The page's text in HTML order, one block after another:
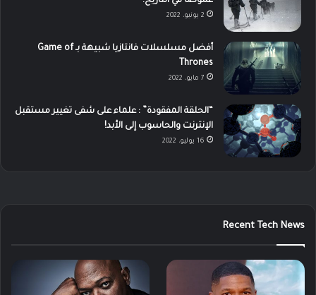
2 يونيو، 2022
أفضل مسلسلات فانتازيا شبيهة بـ Game of
Thrones
7 مايو، 2022
“الحلقة المفقودة” : علماء على شفى تغيير مستقبل
الإنترنت والحاسوب إلى الأبد!
16 يوليو، 2022
Recent Tech News